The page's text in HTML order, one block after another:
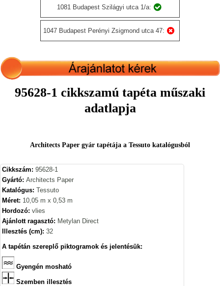
1081 Budapest Szilágyi utca 1/a:
1047 Budapest Perényi Zsigmond utca 47:
95628-1 cikkszamú tapéta műszaki
adatlapja
Architects Paper gyár tapétája a Tessuto katalógusból
Cikkszám: 95628-1
Gyártó: Architects Paper
Katalógus: Tessuto
Méret: 10,05 m x 0,53 m
Hordozó: vlies
Ajánlott ragasztó: Metylan Direct
Illesztés (cm): 32
A tapétán szereplő piktogramok és jelentésük:
Gyengén mosható
Szemben illesztés